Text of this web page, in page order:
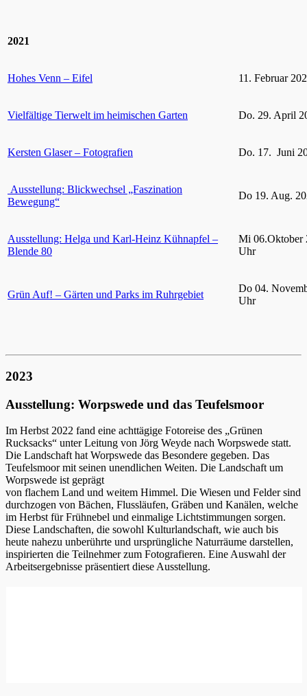
2021
Hohes Venn – Eifel 11. Februar
Vielfältige Tierwelt im heimischen Garten Do. 29. April
Kersten Glaser – Fotografien Do. 17. Juni
Ausstellung: Blickwechsel „Faszination
Bewegung“
Do 19. Aug.
Ausstellung: Helga und Karl-Heinz Kühnapfel –
Blende 80
Mi 06.Oktober
Uhr
Grün Auf! – Gärten und Parks im Ruhrgebiet
Do 04.
Uhr
2023
Ausstellung: Worpswede und das Teufelsmoor
Im Herbst 2022 fand eine achttägige Fotoreise des „Grünen
Rucksacks“ unter Leitung von Jörg Weyde nach Worpswede statt.
Die Landschaft hat Worpswede das Besondere gegeben. Das
Teufelsmoor mit seinen unendlichen Weiten. Die Landschaft um
Worpswede ist geprägt
von flachem Land und weitem Himmel. Die Wiesen und Felder sind
durchzogen von Bächen, Flussläufen, Gräben und Kanälen, welche
im Herbst für Frühnebel und einmalige Lichtstimmungen sorgen.
Diese Landschaften, die sowohl Kulturlandschaft, wie auch bis
heute nahezu unberührte und ursprüngliche Naturräume darstellen,
inspirierten die Teilnehmer zum Fotografieren. Eine Auswahl der
Arbeitsergebnisse präsentiert diese Ausstellung.